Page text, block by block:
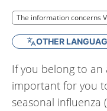
The information concerns
The information concerns
OTHER
If you belong to
important for you
seasonal influenza